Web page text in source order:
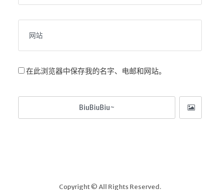
在此浏览器中保存我的名字、电邮和网站。
Copyright © All Rights Reserved.